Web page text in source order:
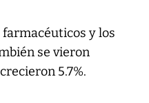
y los
se vieron
5.7%.